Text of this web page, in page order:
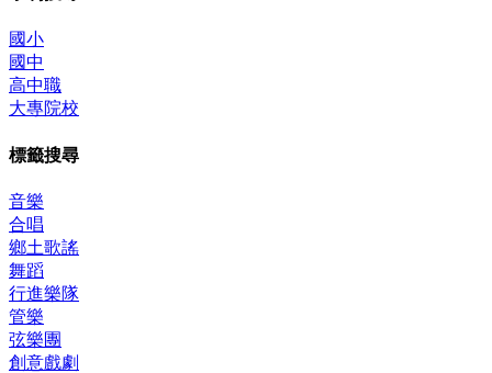
國小
國中
高中職
大專院校
標籤搜尋
音樂
合唱
鄉土歌謠
舞蹈
行進樂隊
管樂
弦樂團
創意戲劇